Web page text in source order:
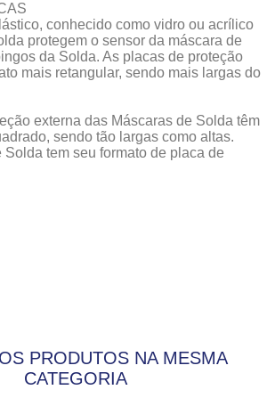
conhecido como vidro ou acrílico
protegem o sensor da máscara de
da Solda. As placas de proteção
mais retangular, sendo mais largas do
externa das Máscaras de Solda têm
sendo tão largas como altas.
Solda tem seu formato de placa de
PRODUTOS NA MESMA
CATEGORIA